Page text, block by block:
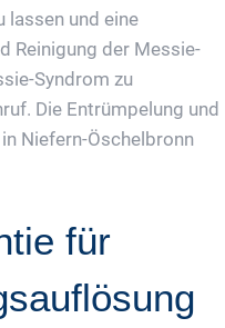
lassen und eine
Reinigung der Messie-
Syndrom zu
Die Entrümpelung und
Niefern-Öschelbronn
für